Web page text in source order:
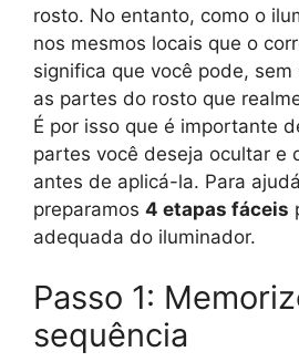
rosto. No entanto, como o
nos mesmos locais que o
significa que você pode,
as partes do rosto que
É por isso que é importante
partes você deseja ocultar e
antes de aplicá-la. Para
preparamos 4 etapas fáceis
adequada do iluminador.
Passo 1:
sequência